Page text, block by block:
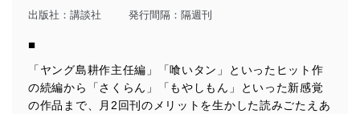
出版社： 講談社 発行間隔：隔週刊
■
「ヤング島耕作主任編」「喰いタン」といったヒット作
の続編から「さくらん」「もやしもん」といった新感覚
の作品まで、月2回刊のメリットを生かした読みごたえあ